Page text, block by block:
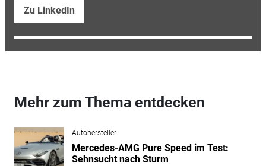
Zu LinkedIn
Mehr zum Thema entdecken
Autohersteller
Mercedes-AMG Pure Speed im Test:
Sehnsucht nach Sturm